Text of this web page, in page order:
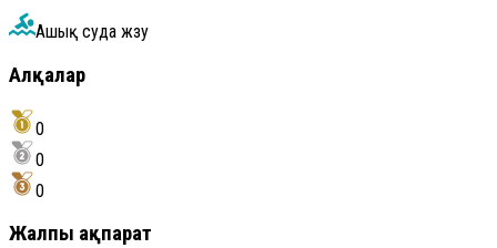
Ашық суда жүзу
Алқалар
0
0
0
Жалпы ақпарат